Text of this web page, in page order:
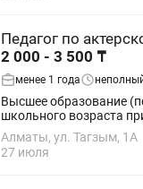
Педагог по
2 000 - 3 500 ₸
менее 1 года
Высшее образование
Алматы, ул. Тагзым, 1А
27 июля